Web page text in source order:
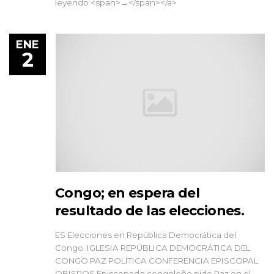
leyendo <span>→</span></a>
ENE
2
Congo; en espera del
resultado de las elecciones.
ES Elecciones en República Democrática del
Congo. IGLESIA REPÚBLICA DEMOCRÁTICA DEL
CONGO PAZ POLÍTICA CONFERENCIA EPISCOPAL